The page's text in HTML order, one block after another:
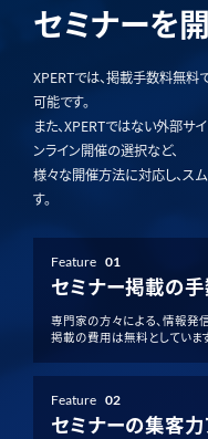
セミナーを
XPERTでは、掲載手数料無料
可能です。
また、XPERTではない外部サ
ンライン開催の選択など、
様々な開催方法に対応し、ス
す。
Feature 01
セミナー掲載の
専門家の方々による、情報発
掲載の費用は無料としていま
Feature 02
セミナーの集客力